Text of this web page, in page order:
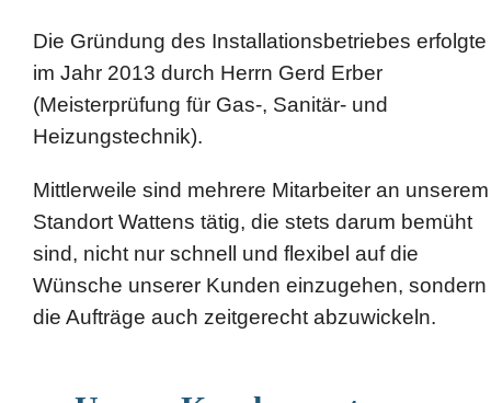
Die Gründung des Installationsbetriebes erfolgte
im Jahr 2013 durch Herrn Gerd Erber
(Meisterprüfung für Gas-, Sanitär- und
Heizungstechnik).
Mittlerweile sind mehrere Mitarbeiter an unserem
Standort Wattens tätig, die stets darum bemüht
sind, nicht nur schnell und flexibel auf die
Wünsche unserer Kunden einzugehen, sondern
die Aufträge auch zeitgerecht abzuwickeln.